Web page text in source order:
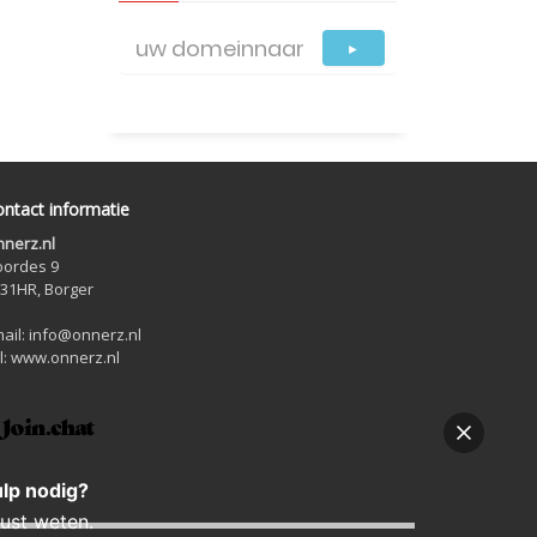
►
informatie
9
Borger
info@onnerz.nl
www.onnerz.nl
nodig?
weten.